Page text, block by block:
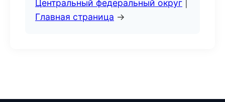
Центральный федеральный округ
Главная страница →